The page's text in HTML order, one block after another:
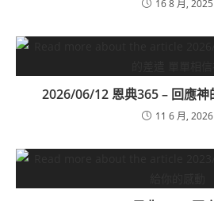
16 8 月, 2025
2026/06/12 恩典365 – 回應神
11 6 月, 2026